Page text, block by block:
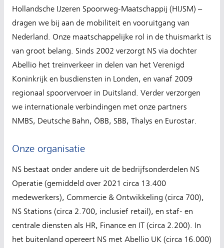
Hollandsche IJzeren Spoorweg-Maatschappij (HIJSM) –
dragen we bij aan de mobiliteit en vooruitgang van
Nederland. Onze maatschappelijke rol in de thuismarkt is
van groot belang. Sinds 2002 verzorgt NS via dochter
Abellio het treinverkeer in delen van het Verenigd
Koninkrijk en busdiensten in Londen, en vanaf 2009
regionaal spoorvervoer in Duitsland. Verder verzorgen
we internationale verbindingen met onze partners
NMBS, Deutsche Bahn, ÖBB, SBB, Thalys en Eurostar.
Onze organisatie
NS bestaat onder andere uit de bedrijfsonderdelen NS
Operatie (gemiddeld over 2021 circa 13.400
medewerkers), Commercie & Ontwikkeling (circa 700),
NS Stations (circa 2.700, inclusief retail), en staf- en
centrale diensten als HR, Finance en IT (circa 2.200). In
het buitenland opereert NS met Abellio UK (circa 16.000)